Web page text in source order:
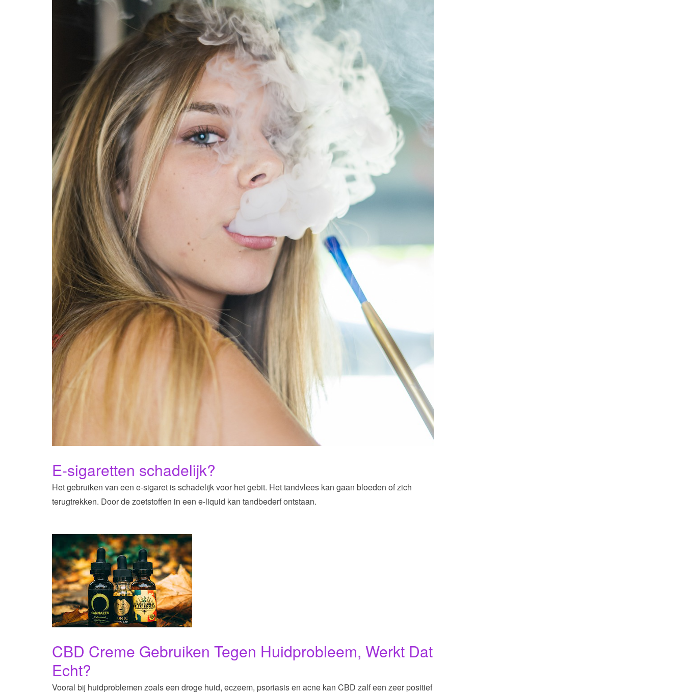
E-sigaretten schadelijk?
Het gebruiken van een e-sigaret is schadelijk voor het gebit. Het tandvlees kan gaan bloeden of zich
terugtrekken. Door de zoetstoffen in een e-liquid kan tandbederf ontstaan.
CBD Creme Gebruiken Tegen Huidprobleem, Werkt Dat
Echt?
Vooral bij huidproblemen zoals een droge huid, eczeem, psoriasis en acne kan CBD zalf een zeer positief